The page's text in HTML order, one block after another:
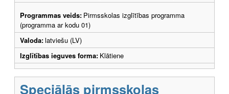
Programmas veids: Pirmsskolas izglītības programma
(programma ar kodu 01)
Valoda:latviešu (LV)
Izglītības ieguves forma: Klātiene
Speciālās pirmsskolas